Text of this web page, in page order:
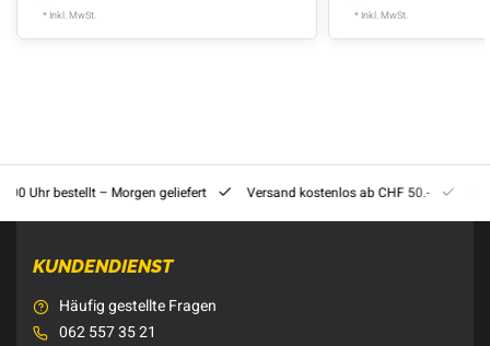
* Inkl. MwSt. * Inkl. MwSt.
Uhr bestellt – Morgen geliefert Versand kostenlos ab CHF 50.-
KUNDENDIENST
Häufig gestellte Fragen
062 557 35 21